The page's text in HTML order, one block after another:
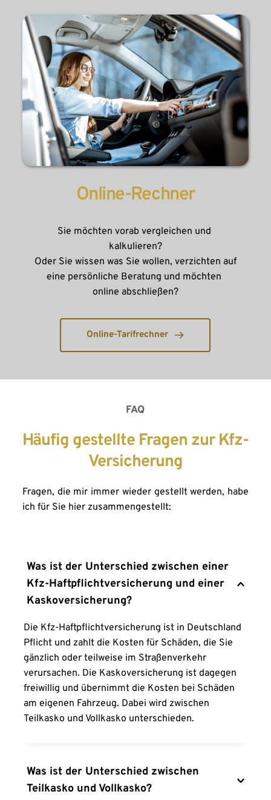
Online-Rechner
Sie möchten vorab vergleichen und
kalkulieren?
Oder Sie wissen was Sie wollen, verzichten auf
eine persönliche Beratung und möchten
online abschließen?
Online-Tarifrechner
FAQ
Häufig gestellte Fragen zur Kfz-
Versicherung
Fragen, die mir immer wieder gestellt werden, habe
ich für Sie hier zusammengestellt:
Was ist der Unterschied zwischen einer
Kfz-Haftpflichtversicherung und einer
Kaskoversicherung?
Die Kfz-Haftpflichtversicherung ist in Deutschland
Pflicht und zahlt die Kosten für Schäden, die Sie
gänzlich oder teilweise im Straßenverkehr
verursachen. Die Kaskoversicherung ist dagegen
freiwillig und übernimmt die Kosten bei Schäden
am eigenen Fahrzeug. Dabei wird zwischen
Teilkasko und Vollkasko unterschieden.
Was ist der Unterschied zwischen
Teilkasko und Vollkasko?